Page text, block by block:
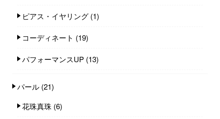
ピアス・イヤリング (1)
コーディネート (19)
パフォーマンスUP (13)
パール (21)
花珠真珠 (6)